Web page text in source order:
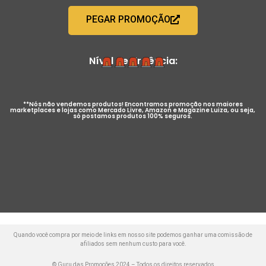
PEGAR PROMOÇÃO
Nível de Urgência:
**Nós não vendemos produtos! Encontramos promoção nos maiores
marketplaces e lojas como Mercado Livre, Amazon e Magazine Luiza, ou seja,
só postamos produtos 100% seguros.
Quando você compra por meio de links em nosso site podemos ganhar uma comissão de
afiliados sem nenhum custo para você.
© Guru das Promoções 2024 – Todos os direitos reservados